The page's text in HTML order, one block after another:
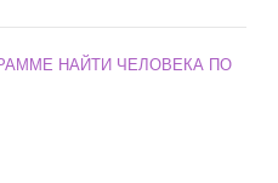
НАЙТИ ЧЕЛОВЕКА ПО